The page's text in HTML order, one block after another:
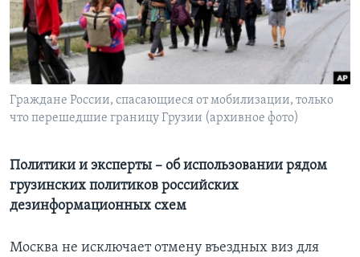
Learning English
СОЦИАЛЬНЫЕ СЕТИ
Граждане России, спасающиеся от мобилизации, только
что перешедшие границу Грузии (архивное фото)
Политики и эксперты – об использовании рядом
грузинских политиков российских
дезинформационных схем
Москва не исключает отмену въездных виз для